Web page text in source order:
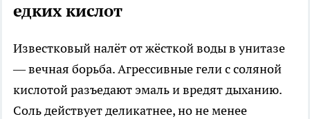
едких кислот
Известковый налёт от жёсткой воды в унитазе
— вечная борьба. Агрессивные гели с соляной
кислотой разъедают эмаль и вредят дыханию.
Соль действует деликатнее, но не менее